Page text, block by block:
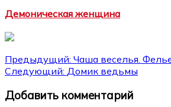
Демоническая женщина
Навигация
по
записям
Предыдущий: Чаша веселья.
Следующий: Домик ведьмы
Добавить комментарий